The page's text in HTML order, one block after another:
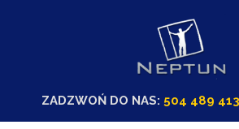
ZADZWOŃ DO NAS: 504 489